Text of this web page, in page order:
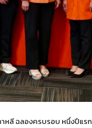
หลี ฉลองครบรอบ หนึ่งปีแร